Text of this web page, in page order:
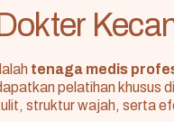
tenaga medis
pelatihan khusus
struktur wajah, serta